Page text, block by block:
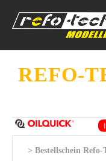
REFO-
> Bestellschein Refo-